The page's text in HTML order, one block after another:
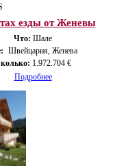
езды от Женевы
Что: Шале
Швейцария, Женева
1.972.704 €
Подробнее